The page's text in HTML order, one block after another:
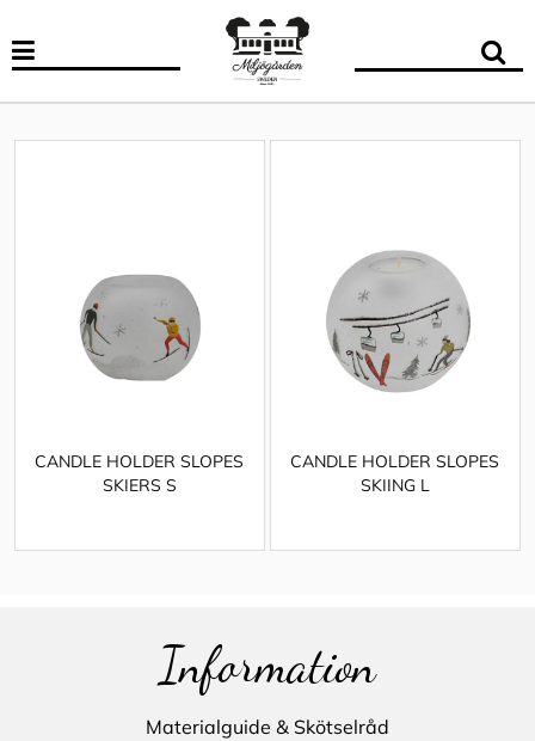
CANDLE HOLDER SLOPES
SKIERS S
CANDLE HOLDER SLOPES
SKIING L
Information
Materialguide & Skötselråd